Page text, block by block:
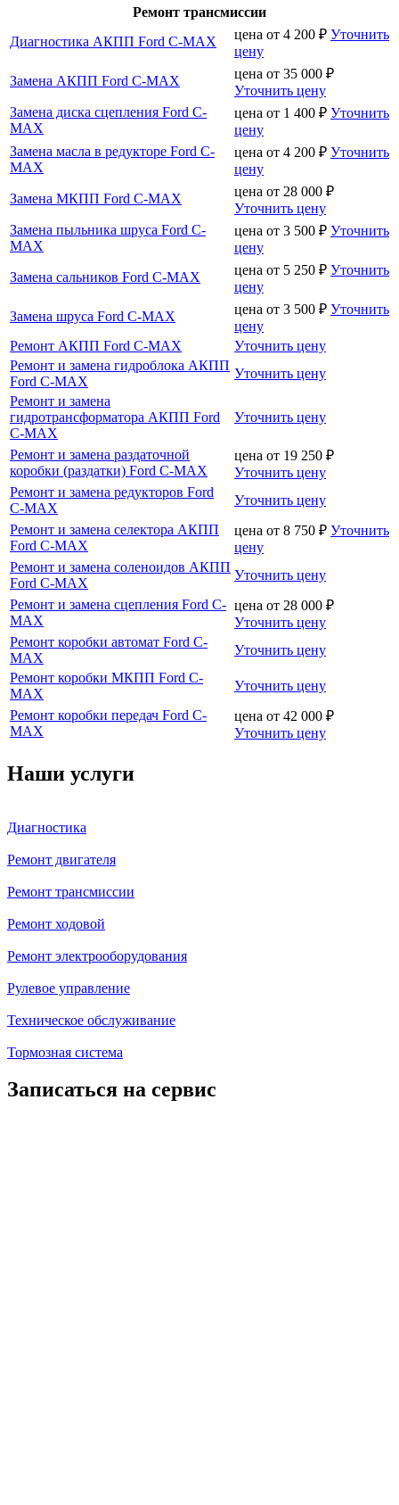
Ремонт трансмиссии
Диагностика АКПП Ford C-MAX
цена от 4 200 ₽ Уточнить
цену
Замена АКПП Ford C-MAX
цена от 35 000 ₽
Уточнить цену
Замена диска сцепления Ford C-
MAX
цена от 1 400 ₽ Уточнить
цену
Замена масла в редукторе Ford C-
MAX
цена от 4 200 ₽ Уточнить
цену
Замена МКПП Ford C-MAX
цена от 28 000 ₽
Уточнить цену
Замена пыльника шруса Ford C-
MAX
цена от 3 500 ₽ Уточнить
цену
Замена сальников Ford C-MAX
цена от 5 250 ₽ Уточнить
цену
Замена шруса Ford C-MAX
цена от 3 500 ₽ Уточнить
цену
Ремонт АКПП Ford C-MAX
Уточнить цену
Ремонт и замена гидроблока АКПП
Ford C-MAX
Уточнить цену
Ремонт и замена
гидротрансформатора АКПП Ford
C-MAX
Уточнить цену
Ремонт и замена раздаточной
коробки (раздатки) Ford C-MAX
цена от 19 250 ₽
Уточнить цену
Ремонт и замена редукторов Ford
C-MAX
Уточнить цену
Ремонт и замена селектора АКПП
Ford C-MAX
цена от 8 750 ₽ Уточнить
цену
Ремонт и замена соленоидов АКПП
Ford C-MAX
Уточнить цену
Ремонт и замена сцепления Ford C-
MAX
цена от 28 000 ₽
Уточнить цену
Ремонт коробки автомат Ford C-
MAX
Уточнить цену
Ремонт коробки МКПП Ford C-
MAX
Уточнить цену
Ремонт коробки передач Ford C-
MAX
цена от 42 000 ₽
Уточнить цену
Наши услуги
Диагностика
Ремонт двигателя
Ремонт трансмиссии
Ремонт ходовой
Ремонт электрооборудования
Рулевое управление
Техническое обслуживание
Тормозная система
Записаться на сервис